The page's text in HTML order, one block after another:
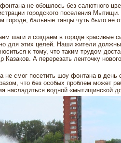
не обошлось без салютного
городского поселения Мытищи.
городе, бальные танцы чуть было не
шаги и создаем в городе красивые
для этих целей. Наши жители
к тому, что таким трудом
А перерезать ленточку
не смог посетить шоу фонтана в
что без особых проблем может
насладиться водной «мытищинской